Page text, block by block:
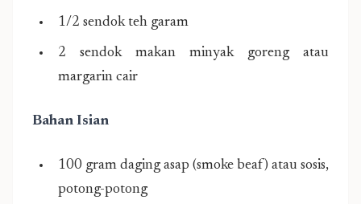
1/2 sendok teh garam
2 sendok makan minyak goreng atau
margarin cair
Bahan Isian
100 gram daging asap (smoke beaf) atau sosis,
potong-potong